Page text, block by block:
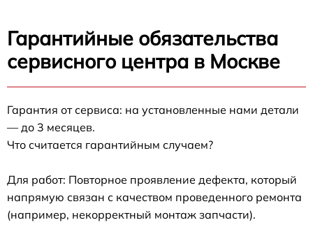
Гарантийные обязательства
сервисного центра в Москве
Гарантия от сервиса: на установленные нами детали
— до 3 месяцев.
Что считается гарантийным случаем?
Для работ: Повторное проявление дефекта, который
напрямую связан с качеством проведенного ремонта
(например, некорректный монтаж запчасти).